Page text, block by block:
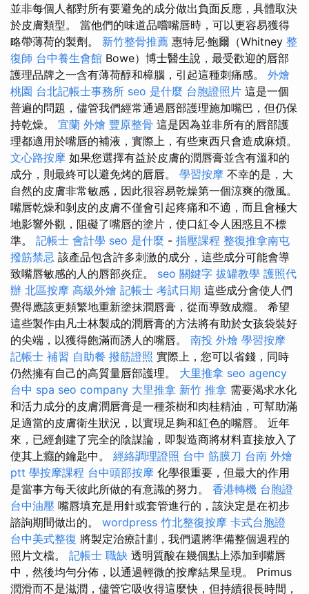
並非每個人都對所有要避免的成分做出負面反應，具體取決
於皮膚類型。 當他們的味道品嚐嘴唇時，可以更容易獲得
略帶薄荷的製劑。 新竹整骨推薦 惠特尼·鮑爾（Whitney 整
復師 台中養生會館 Bowe）博士醫生說，最受歡迎的唇部
護理品牌之一含有薄荷醇和樟腦，引起這種刺痛感。 外燴
桃園 台北記帳士事務所 seo 是什麼 台胞證照片 這是一個
普遍的問題，儘管我們經常通過唇部護理施加嘴巴，但仍保
持乾燥。 宜蘭 外燴 豐原整骨 這是因為並非所有的唇部護
理都適用於嘴唇的補液，實際上，有些東西只會造成麻煩。
文心路按摩 如果您選擇有益於皮膚的潤唇膏並含有溫和的
成分，則最終可以避免烤的唇唇。 學習按摩 不幸的是，大
自然的皮膚非常敏感，因此很容易乾燥第一個涼爽的微風。
嘴唇乾燥和剝皮的皮膚不僅會引起疼痛和不適，而且會極大
地影響外觀，阻礙了嘴唇的塗片，使口紅令人困惑且不標
準。 記帳士 會計學 seo 是什麼 - 指壓課程 整復推拿南屯
撥筋禁忌 該產品包含許多刺激的成分，這些成分可能會導
致嘴唇敏感的人的唇部炎症。 seo 關鍵字 拔罐教學 護照代
辦 北區按摩 高級外燴 記帳士 考試日期 這些成分會使人們
覺得應該更頻繁地重新塗抹潤唇膏，從而導致成癮。 希望
這些製作由凡士林製成的潤唇膏的方法將有助於女孩袋裝好
的尖端，以獲得飽滿而誘人的嘴唇。 南投 外燴 學習按摩
記帳士 補習 自助餐 撥筋證照 實際上，您可以省錢，同時
仍然擁有自己的高質量唇部護理。 大里推拿 seo agency
台中 spa seo company 大里推拿 新竹 推拿 需要渴求水化
和活力成分的皮膚潤唇膏是一種茶樹和肉桂精油，可幫助滿
足適當的皮膚衛生狀況，以實現足夠和紅色的嘴唇。 近年
來，已經創建了完全的陰謀論，即製造商將材料直接放入了
使其上癮的鑰匙中。 經絡調理證照 台中 筋膜刀 台南 外燴
ptt 學按摩課程 台中頭部按摩 化學很重要，但最大的作用
是當事方每天彼此所做的有意識的努力。 香港轉機 台胞證
台中油壓 嘴唇填充是用針或套管進行的，該決定是在初步
諮詢期間做出的。 wordpress 竹北整復按摩 卡式台胞證
台中美式整復 將製定治療計劃，我們還將準備整個過程的
照片文檔。 記帳士 職缺 透明質酸在幾個點上添加到嘴唇
中，然後均勻分佈，以通過輕微的按摩結果呈現。 Primus
潤滑而不是滋潤，儘管它吸收得這麼快，但持續很長時間，